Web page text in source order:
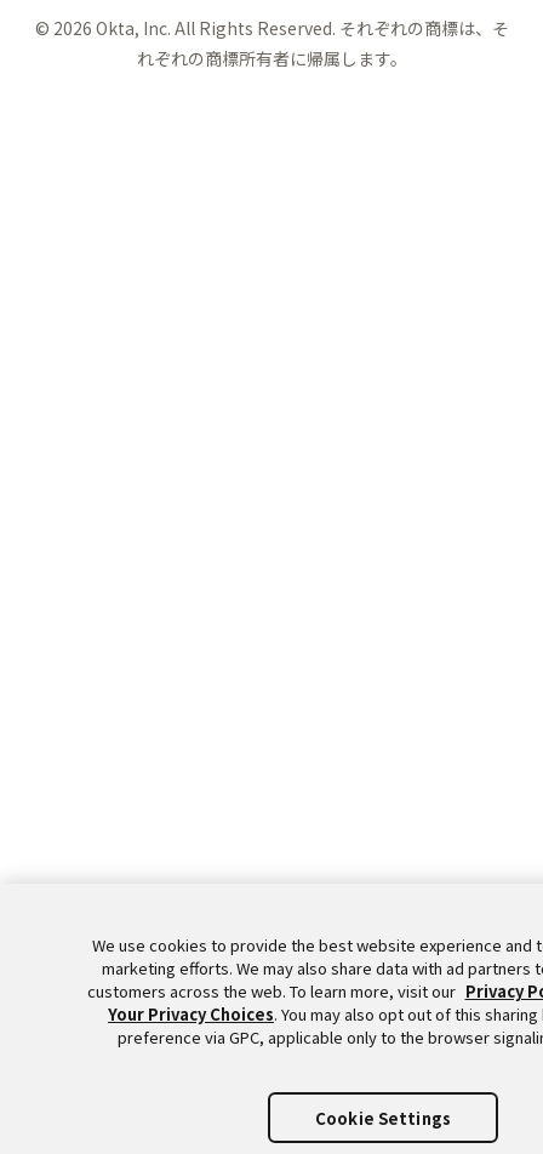
© 2026 Okta, Inc. All Rights Reserved. それぞれの商標は、そ
れぞれの商標所有者に帰属します。
We use cookies to provide the best website experience and
marketing efforts. We may also share data with ad partners
customers across the web. To learn more, visit our Privacy
Your Privacy Choices. You may also opt out of this
preference via GPC, applicable only to the browser
Cookie Settings